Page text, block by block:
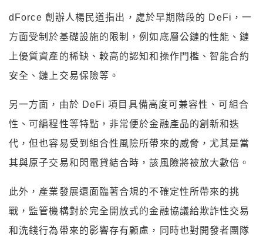
dForce 創辦人楊民道指出，處於早期階段的 DeFi，一
方面受制於基礎設施的限制，例如底層公鏈的性能、鏈
上優質資產的稀缺、較高的認知和操作門檻、智能合約
安全、鏈上交易保險等。
另一方面，由於 DeFi 項目具備高度可兼容性、可組合
性、可編程性等特點，非常便於金融產品的創新和迭
代，但也容易受到組合性風險所帶來的威脅，尤其是當
其與原子交易和閃電貸結合時，該風險將被放大數倍。
此外，產業發展還面臨著合規的不確定性所帶來的挑
戰，監管機構對於完全開放式的金融協議給欺詐性交易
和洗錢行為帶來的影響存有顧慮，同時也對開發者團隊